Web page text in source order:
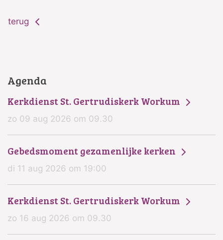
terug
Agenda
Kerkdienst St. Gertrudiskerk Workum
zo 09 aug 2026 om 09.30
Gebedsmoment gezamenlijke kerken
di 11 aug 2026 om 19:00
Kerkdienst St. Gertrudiskerk Workum
zo 16 aug 2026 om 09.30